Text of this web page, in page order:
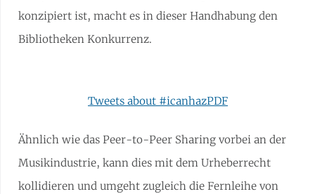
konzipiert ist, macht es in dieser Handhabung den
Bibliotheken Konkurrenz.
Tweets about #icanhazPDF
Ähnlich wie das Peer-to-Peer Sharing vorbei an der
Musikindustrie, kann dies mit dem Urheberrecht
kollidieren und umgeht zugleich die Fernleihe von